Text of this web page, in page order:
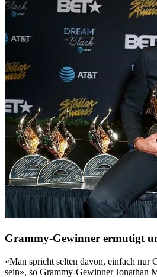
Grammy-Gewinner ermutigt
«Man spricht selten davon, einfach nur
sein», so Grammy-Gewinner Jonathan